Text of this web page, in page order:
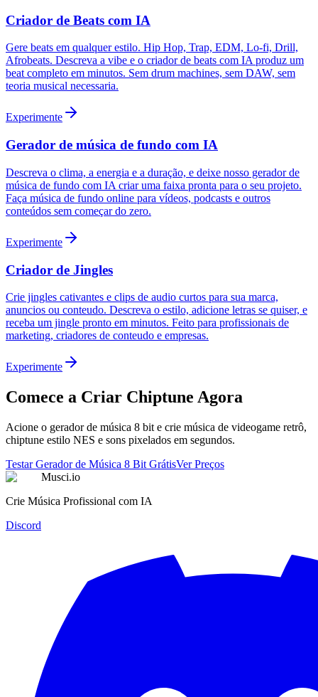
Criador de Beats com IA
Gere beats em qualquer estilo. Hip Hop, Trap, EDM, Lo-fi, Drill,
Afrobeats. Descreva a vibe e o criador de beats com IA produz um
beat completo em minutos. Sem drum machines, sem DAW, sem
teoria musical necessaria.
Experimente
Gerador de música de fundo com IA
Descreva o clima, a energia e a duração, e deixe nosso gerador de
música de fundo com IA criar uma faixa pronta para o seu projeto.
Faça música de fundo online para vídeos, podcasts e outros
conteúdos sem começar do zero.
Experimente
Criador de Jingles
Crie jingles cativantes e clips de audio curtos para sua marca,
anuncios ou conteudo. Descreva o estilo, adicione letras se quiser, e
receba um jingle pronto em minutos. Feito para profissionais de
marketing, criadores de conteudo e empresas.
Experimente
Comece a Criar Chiptune Agora
Acione o gerador de música 8 bit e crie música de videogame retrô,
chiptune estilo NES e sons pixelados em segundos.
Testar Gerador de Música 8 Bit GrátisVer Preços
Musci.io
Crie Música Profissional com IA
Discord